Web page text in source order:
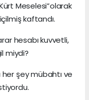
Meselesi”olarak
kaftandı.
hesabı kuvvetli,
miydi?
şey mübahtı ve